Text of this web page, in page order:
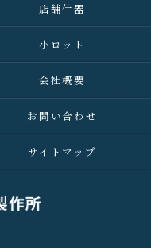
店舗什器
小ロット
会社概要
お問い合わせ
サイトマップ